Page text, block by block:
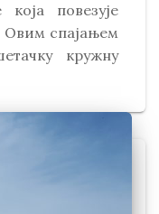
повезује
Овим спајањем
кружну